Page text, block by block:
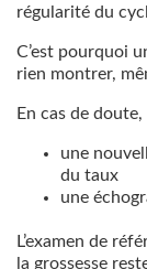
régularité du
C’est pourquoi
rien montrer,
En cas de
une
du taux
une
L’examen de
la grossesse